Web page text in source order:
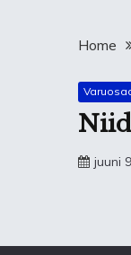
Home
juuni